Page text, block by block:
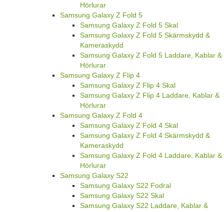
Hörlurar
Samsung Galaxy Z Fold 5
Samsung Galaxy Z Fold 5 Skal
Samsung Galaxy Z Fold 5 Skärmskydd &
Kameraskydd
Samsung Galaxy Z Fold 5 Laddare, Kablar &
Hörlurar
Samsung Galaxy Z Flip 4
Samsung Galaxy Z Flip 4 Skal
Samsung Galaxy Z Flip 4 Laddare, Kablar &
Hörlurar
Samsung Galaxy Z Fold 4
Samsung Galaxy Z Fold 4 Skal
Samsung Galaxy Z Fold 4 Skärmskydd &
Kameraskydd
Samsung Galaxy Z Fold 4 Laddare, Kablar &
Hörlurar
Samsung Galaxy S22
Samsung Galaxy S22 Fodral
Samsung Galaxy S22 Skal
Samsung Galaxy S22 Laddare, Kablar &